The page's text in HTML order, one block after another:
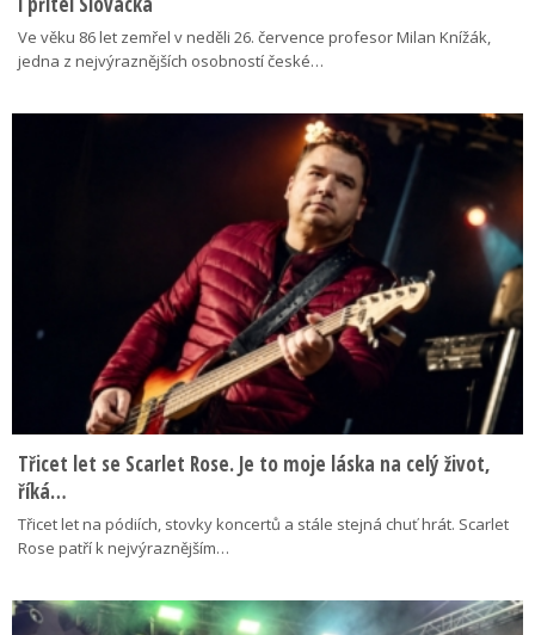
Ve věku 86 let zemřel v neděli 26. července profesor Milan Knížák,
jedna z nejvýraznějších osobností české…
Třicet let se Scarlet Rose. Je to moje láska na celý život,
říká…
Třicet let na pódiích, stovky koncertů a stále stejná chuť hrát. Scarlet
Rose patří k nejvýraznějším…